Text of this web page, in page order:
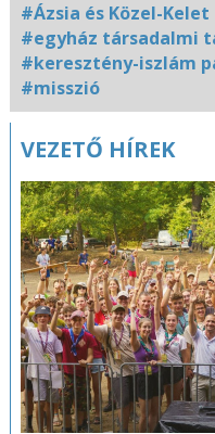
#Ázsia és Közel-Kelet
#egyház társadalmi
#keresztény-iszlám
#misszió
Kapcsolódó
VEZETŐ HÍREK